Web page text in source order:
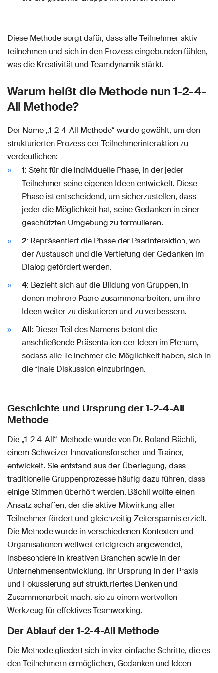
Diese Methode sorgt dafür, dass alle Teilnehmer aktiv
teilnehmen und sich in den Prozess eingebunden fühlen,
was die Kreativität und Teamdynamik stärkt.
Warum heißt die Methode nun 1-2-4-
All Methode?
Der Name „1-2-4-All Methode“ wurde gewählt, um den
strukturierten Prozess der Teilnehmerinteraktion zu
verdeutlichen:
1: Steht für die individuelle Phase, in der jeder
Teilnehmer seine eigenen Ideen entwickelt. Diese
Phase ist entscheidend, um sicherzustellen, dass
jeder die Möglichkeit hat, seine Gedanken in einer
geschützten Umgebung zu formulieren.
2: Repräsentiert die Phase der Paarinteraktion, wo
der Austausch und die Vertiefung der Gedanken im
Dialog gefördert werden.
4: Bezieht sich auf die Bildung von Gruppen, in
denen mehrere Paare zusammenarbeiten, um ihre
Ideen weiter zu diskutieren und zu verbessern.
All: Dieser Teil des Namens betont die
anschließende Präsentation der Ideen im Plenum,
sodass alle Teilnehmer die Möglichkeit haben, sich in
die finale Diskussion einzubringen.
Geschichte und Ursprung der 1-2-4-All
Methode
Die „1-2-4-All“-Methode wurde von Dr. Roland Bächli,
einem Schweizer Innovationsforscher und Trainer,
entwickelt. Sie entstand aus der Überlegung, dass
traditionelle Gruppenprozesse häufig dazu führen, dass
einige Stimmen überhört werden. Bächli wollte einen
Ansatz schaffen, der die aktive Mitwirkung aller
Teilnehmer fördert und gleichzeitig Zeitersparnis erzielt.
Die Methode wurde in verschiedenen Kontexten und
Organisationen weltweit erfolgreich angewendet,
insbesondere in kreativen Branchen sowie in der
Unternehmensentwicklung. Ihr Ursprung in der Praxis
und Fokussierung auf strukturiertes Denken und
Zusammenarbeit macht sie zu einem wertvollen
Werkzeug für effektives Teamworking.
Der Ablauf der 1-2-4-All Methode
Die Methode gliedert sich in vier einfache Schritte, die es
den Teilnehmern ermöglichen, Gedanken und Ideen